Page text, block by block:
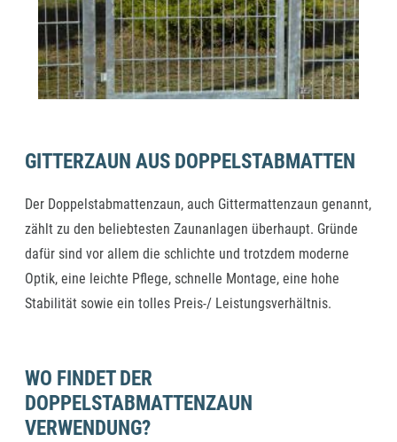
GITTERZAUN AUS DOPPELSTABMATTEN
Der Doppelstabmattenzaun, auch Gittermattenzaun genannt,
zählt zu den beliebtesten Zaunanlagen überhaupt. Gründe
dafür sind vor allem die schlichte und trotzdem moderne
Optik, eine leichte Pflege, schnelle Montage, eine hohe
Stabilität sowie ein tolles Preis-/ Leistungsverhältnis.
WO FINDET DER
DOPPELSTABMATTENZAUN
VERWENDUNG?